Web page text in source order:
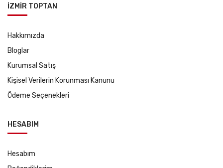
İZMİR TOPTAN
Hakkımızda
Bloglar
Kurumsal Satış
Kişisel Verilerin Korunması Kanunu
Ödeme Seçenekleri
HESABIM
Hesabım